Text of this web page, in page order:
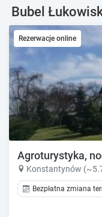
Bubel
Rezerwacje online
Agroturystyka,
Konstantynów
Bezpłatna zmiana